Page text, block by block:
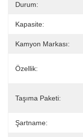
Durum:
Kapasite:
Kamyon Markası:
Özellik:
Taşıma Paketi:
Şartname: